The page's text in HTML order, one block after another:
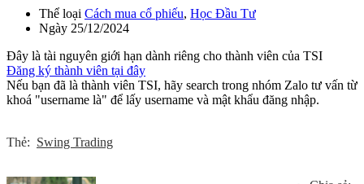
Thể loại Cách mua cổ phiếu, Học Đầu Tư
Ngày 25/12/2024
Đây là tài nguyên giới hạn dành riêng cho thành viên của TSI
Đăng ký thành viên tại đây
Nếu bạn đã là thành viên TSI, hãy search trong nhóm Zalo tư vấn từ
khoá "username là" để lấy username và mật khẩu đăng nhập.
Thẻ: Swing Trading